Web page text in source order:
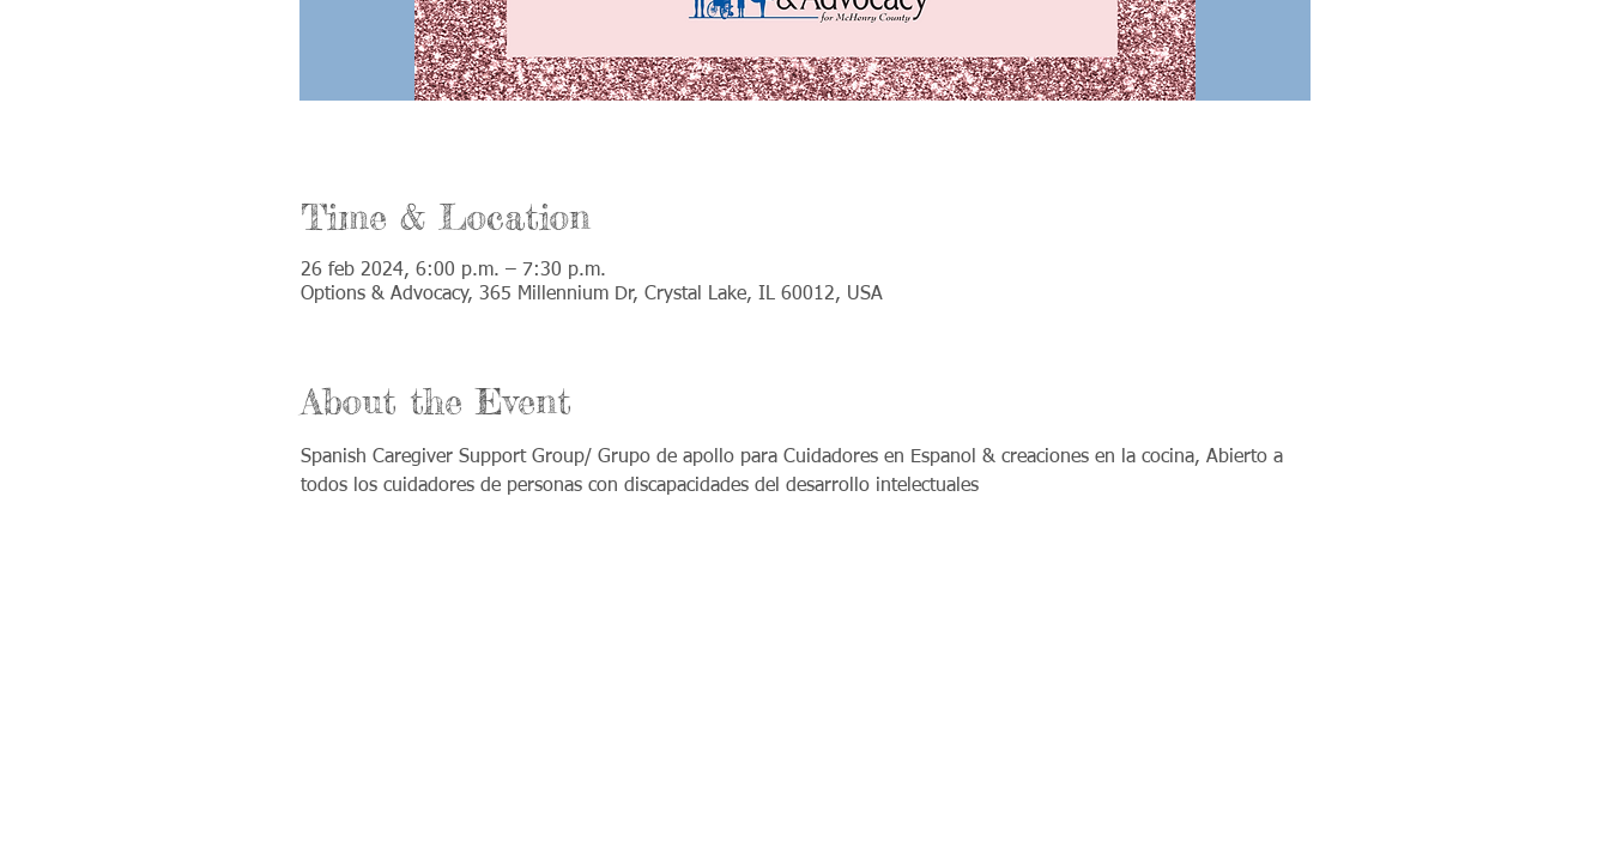
Time & Location
26 feb 2024, 6:00 p.m. – 7:30 p.m.
Options & Advocacy, 365 Millennium Dr, Crystal Lake, IL 60012, USA
About the Event
Spanish Caregiver Support Group/ Grupo de apollo para Cuidadores en Espanol & creaciones en la cocina, Abierto a
todos los cuidadores de personas con discapacidades del desarrollo intelectuales